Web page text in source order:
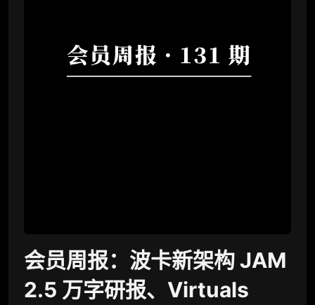
会员周报：波卡新架构 JAM
2.5 万字研报、Virtuals